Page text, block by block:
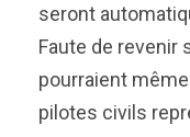
seront
Faute de revenir
pourraient
pilotes civils